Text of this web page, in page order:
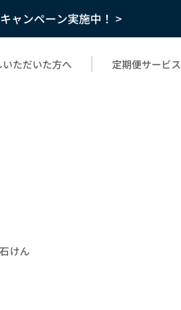
ャンペーン実施中！ >
いただいた方へ 定期便サービス
けん